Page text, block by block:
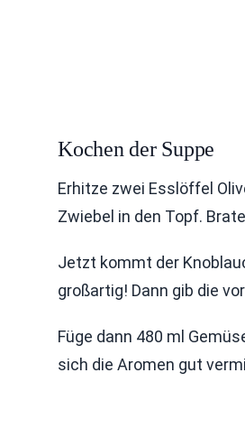
Kochen der Suppe
Erhitze zwei Esslöffel
Zwiebel in den Topf.
Jetzt kommt der
großartig! Dann gib die
Füge dann 480 ml
sich die Aromen gut